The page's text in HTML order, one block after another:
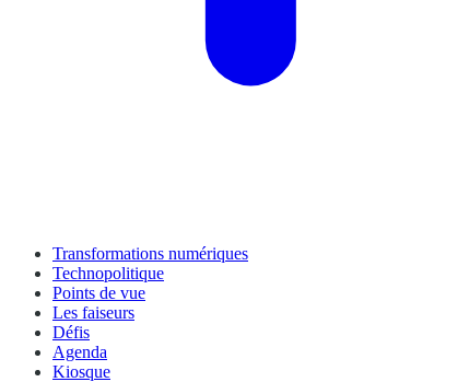
Transformations numériques
Technopolitique
Points de vue
Les faiseurs
Défis
Agenda
Kiosque